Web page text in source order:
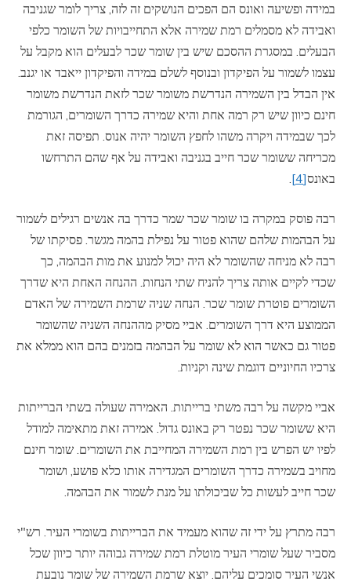
במידה ופשיעה ואונס הם הפכים הנושקים זה לזה, צריך לומר שגניבה
ואבידה לא מסמלים רמת שמירה אלא התחייבויות של השומר כלפי
הבעלים. במסגרת ההסכם שיש בין שומר שכר לבעלים הוא מקבל על
עצמו לשמור על הפיקדון ובנוסף לשלם במידה והפיקדון ייאבד או יגנב.
אין הבדל בין השמירה הנדרשת משומר שכר לזאת הנדרשת משומר
חינם כיוון שיש רק רמה אחת והיא שמירה כדרך השומרים, הגורמת
לכך שבמידה ויקרה משהו לחפץ השומר יהיה אנוס. תפיסה זאת
מכריחה ששומר שכר חייב בגניבה ואבידה על אף שהם התרחשו
באונס[4]
.
רבה פוסק במקרה בו שומר שכר שמר כדרך בה אנשים רגילים לשמור
על הבהמות שלהם שהוא פטור על נפילת בהמה מגשר. פסיקתו של
רבה לא מניחה שהשומר לא היה יכול למנוע את מות הבהמה, כך
שכדי לקיים אותה צריך להניח שתי הנחות. ההנחה האחת היא שדרך
השומרים פוטרת שומר שכר. הנחה שניה שרמת השמירה של האדם
הממוצע היא דרך השומרים. אביי מסיק מההנחה השניה שהשומר
פטור גם כאשר הוא לא שומר על הבהמה בזמנים בהם הוא ממלא את
צרכיו החיוניים דוגמת שינה וקניות.
אביי מקשה על רבה משתי ברייתות. האמירה שעולה בשתי הברייתות
היא ששומר שכר נפטר רק באונס גדול. אמירה זאת מתאימה למודל
לפיו יש הפרש בין רמת השמירה המחייבת את השומרים. שומר חינם
מחויב בשמירה כדרך השומרים המגדירה אותו כלא פושע, ושומר
שכר חייב לעשות כל שביכולתו על מנת לשמור את הבהמה.
רבה מתרץ על ידי זה שהוא מעמיד את הברייתות בשומרי העיר. רש"י
מסביר שעל שומרי העיר מוטלת רמת שמירה גבוהה יותר כיוון שכל
אנשי העיר סומכים עליהם. יוצא שרמת השמירה של שומר נובעת